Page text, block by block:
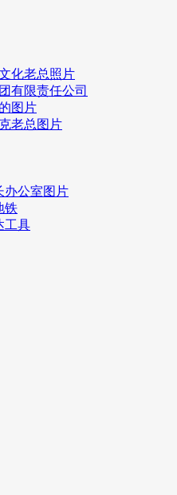
化老总照片
有限责任公司
图片
老总图片
办公室图片
铁
工具